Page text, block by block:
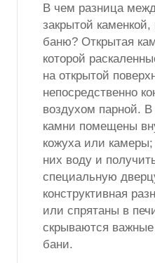
В чем разница
закрытой каменкой,
баню? Открытая
которой
на открытой
непосредственно
воздухом парной. В
камни помещены
кожуха или
них воду и
специальную
конструктивная
или спрятаны в
скрываются
бани.